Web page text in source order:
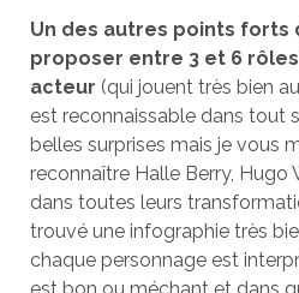
Un des autres points forts
proposer entre 3 et 6
acteur (qui jouent très bien
est reconnaissable dans tout
belles surprises mais je vous
reconnaître Halle Berry, Hugo
dans toutes leurs
trouvé une infographie très
chaque personnage est